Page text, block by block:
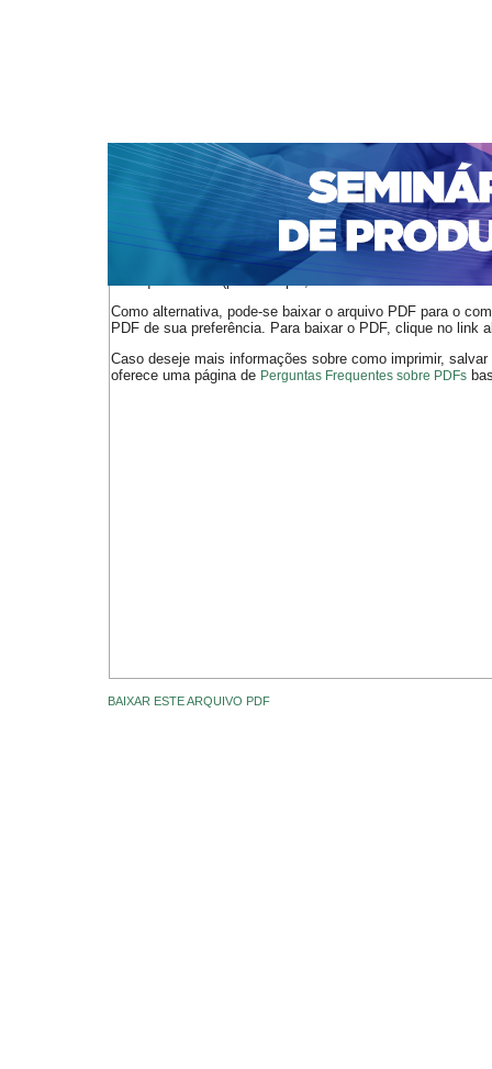
CAPA SOBRE ACESSO
NOTÍCIAS
PORTAL DE REVISTAS DA UNIFACS
v. 11, n. 1 (2007) >Costa
O arquivo PDF selecionado deve ser carregado no
de arquivos PDF (por exemplo, uma versão atual do
Como alternativa, pode-se baixar o arquivo PDF para o
PDF de sua preferência. Para baixar o PDF, clique no link
Caso deseje mais informações sobre como imprimir,
oferece uma página de Perguntas Frequentes sobre PDFs
BAIXAR ESTE ARQUIVO PDF